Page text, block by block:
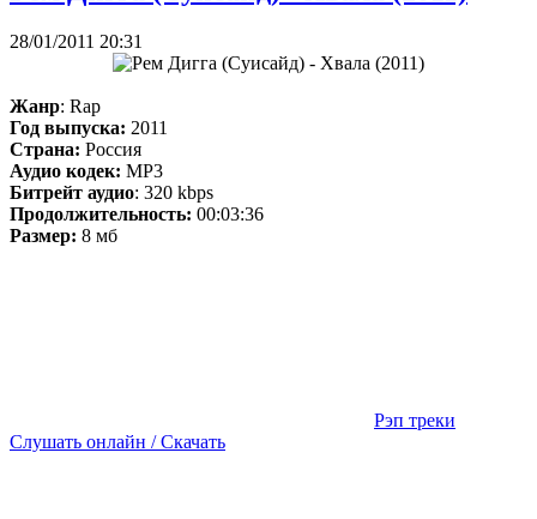
28/01/2011 20:31
Жанр: Rap
Год выпуска: 2011
Страна: Россия
Аудио кодек: MP3
Битрейт аудио: 320 kbps
Продолжительность: 00:03:36
Размер: 8 мб
Рэп треки
Слушать онлайн / Скачать